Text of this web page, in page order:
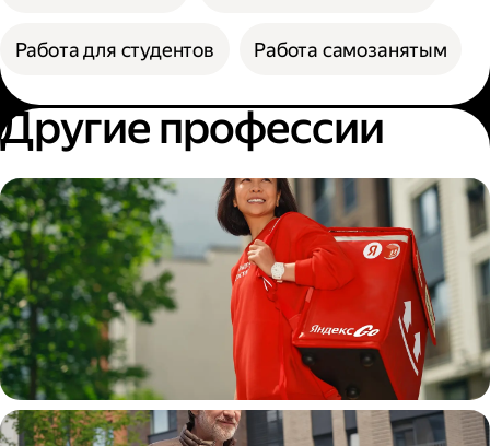
Работа для студентов Работа самозанятым
Другие профессии
Пеший курьер